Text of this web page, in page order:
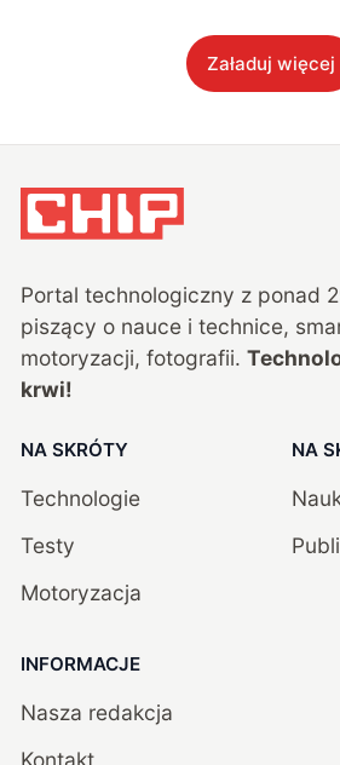
Załaduj więcej
Portal technologiczny z ponad
piszący o nauce i technice,
motoryzacji, fotografii.
krwi!
NA SKRÓTY
Technologie
Testy
Motoryzacja
NA
INFORMACJE
Nasza redakcja